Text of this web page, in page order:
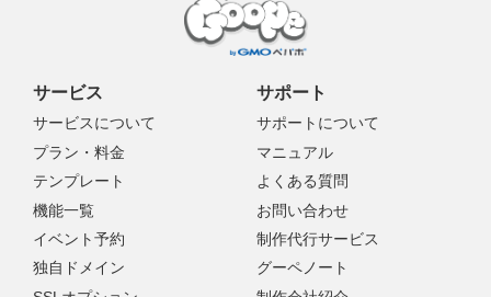
サービス
サービスについて
プラン・料金
テンプレート
機能一覧
イベント予約
独自ドメイン
サポート
サポートについて
マニュアル
よくある質問
お問い合わせ
制作代行サービス
グーペノート